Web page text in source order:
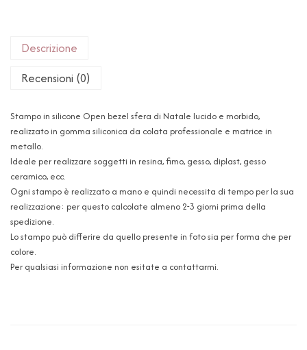
Descrizione
Recensioni (0)
Stampo in silicone Open bezel sfera di Natale lucido e morbido,
realizzato in gomma siliconica da colata professionale e matrice in
metallo.
Ideale per realizzare soggetti in resina, fimo, gesso, diplast, gesso
ceramico, ecc.
Ogni stampo è realizzato a mano e quindi necessita di tempo per la sua
realizzazione: per questo calcolate almeno 2-3 giorni prima della
spedizione.
Lo stampo può differire da quello presente in foto sia per forma che per
colore.
Per qualsiasi informazione non esitate a contattarmi.